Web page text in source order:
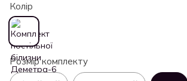
Колір
Розмір комплекту